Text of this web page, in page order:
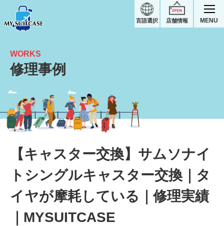
店舗情報
言語選択 MENU
【キャスター交換】タイヤが摩耗している｜サムソナイトスーツケース修理実績
WORKS
修理事例
【キャスター交換】サムソナイ
トシングルキャスター交換｜タ
イヤが摩耗している｜修理実績
｜MYSUITCASE